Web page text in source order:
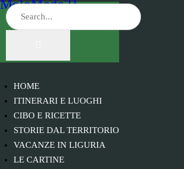
HOME
ITINERARI E LUOGHI
CIBO E RICETTE
STORIE DAL TERRITORIO
VACANZE IN LIGURIA
LE CARTINE